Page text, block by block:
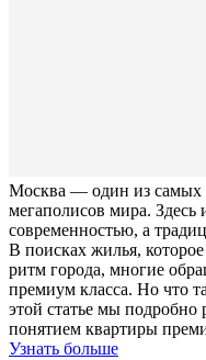
Москва — один из самых
мегаполисов мира. Здесь
современностью, а
В поисках жилья,
ритм города, многие
премиум класса. Но что
этой статье мы подробно
понятием квартиры
Узнать больше